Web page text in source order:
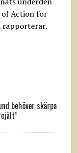
of Action for
rapporterar.
behöver skärpa